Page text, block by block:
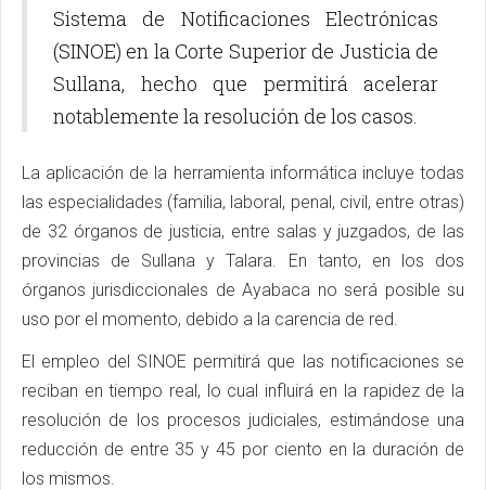
Sistema de Notificaciones Electrónicas
(SINOE) en la Corte Superior de Justicia de
Sullana, hecho que permitirá acelerar
notablemente la resolución de los casos.
La aplicación de la herramienta informática incluye todas
las especialidades (familia, laboral, penal, civil, entre otras)
de 32 órganos de justicia, entre salas y juzgados, de las
provincias de Sullana y Talara. En tanto, en los dos
órganos jurisdiccionales de Ayabaca no será posible su
uso por el momento, debido a la carencia de red.
El empleo del SINOE permitirá que las notificaciones se
reciban en tiempo real, lo cual influirá en la rapidez de la
resolución de los procesos judiciales, estimándose una
reducción de entre 35 y 45 por ciento en la duración de
los mismos.